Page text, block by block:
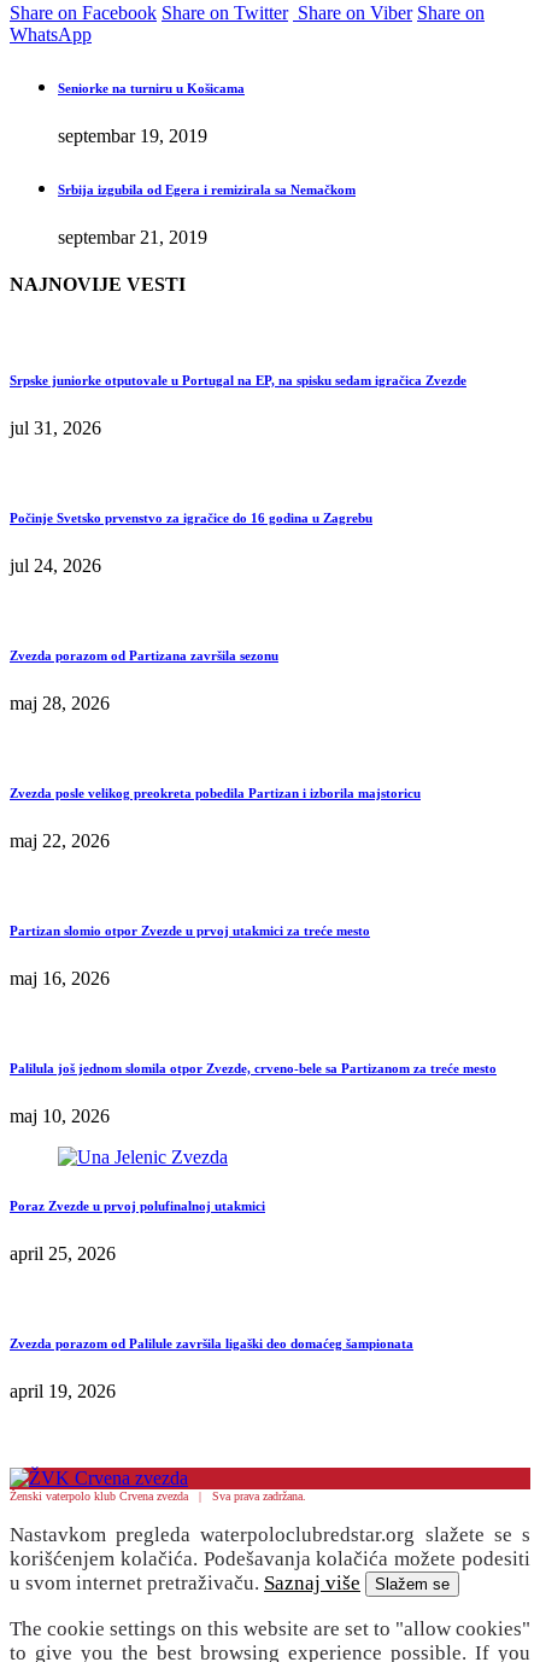
Share on Facebook Share on Twitter Share on Viber Share on
WhatsApp
Seniorke na turniru u Košicama
septembar 19, 2019
Srbija izgubila od Egera i remizirala sa Nemačkom
septembar 21, 2019
NAJNOVIJE VESTI
Srpske juniorke otputovale u Portugal na EP, na spisku sedam igračica Zvezde
jul 31, 2026
Počinje Svetsko prvenstvo za igračice do 16 godina u Zagrebu
jul 24, 2026
Zvezda porazom od Partizana završila sezonu
maj 28, 2026
Zvezda posle velikog preokreta pobedila Partizan i izborila majstoricu
maj 22, 2026
Partizan slomio otpor Zvezde u prvoj utakmici za treće mesto
maj 16, 2026
Palilula još jednom slomila otpor Zvezde, crveno-bele sa Partizanom za treće mesto
maj 10, 2026
Poraz Zvezde u prvoj polufinalnoj utakmici
april 25, 2026
Zvezda porazom od Palilule završila ligaški deo domaćeg šampionata
april 19, 2026
Ženski vaterpolo klub Crvena zvezda | Sva prava zadržana.
Nastavkom pregleda waterpoloclubredstar.org slažete se s
korišćenjem kolačića. Podešavanja kolačića možete podesiti
u svom internet pretraživaču. Saznaj više Slažem se
The cookie settings on this website are set to "allow cookies"
to give you the best browsing experience possible. If you